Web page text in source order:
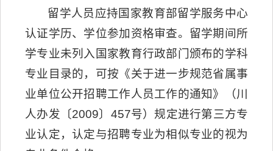
留学人员应持国家教育部留学服务中心
认证学历、学位参加资格审查。留学期间所
学专业未列入国家教育行政部门颁布的学科
专业目录的，可按《关于进一步规范省属事
业单位公开招聘工作人员工作的通知》（川
人办发〔2009〕457号）规定进行第三方专
业认定，认定与招聘专业为相似专业的视为